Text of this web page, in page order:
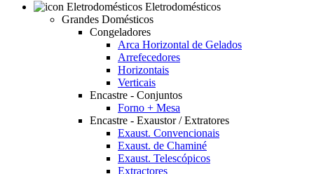
Eletrodomésticos
Grandes Domésticos
Congeladores
Arca Horizontal de Gelados
Arrefecedores
Horizontais
Verticais
Encastre - Conjuntos
Forno + Mesa
Encastre - Exaustor / Extratores
Exaust. Convencionais
Exaust. de Chaminé
Exaust. Telescópicos
Extractores